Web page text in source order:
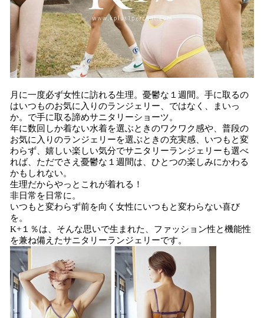
月に一度必ず女性に訪れる生理。憂鬱な１週間。手に取るの
はいつものお気に入りのランジェリー、ではなく、まいっ
か。で手に取る諦めサニタリーショーツ。
年に数回しか着ない水着を選ぶときのワクワク感や、普段の
お気に入りのランジェリーを選ぶときの充実感、いつもと変
わらず、嬉しい楽しい気分でサニタリーランジェリーも選べ
れば、ただでさえ憂鬱な１週間は、ひとつの楽しみにかわる
かもしれない。
生理だからやっとこれが着れる！
非日常を日常に。
いつもと変わらず前を向く女性にいつもと変わらない喜び
を。
K+１％は、そんな思いで生まれた、ファッション性と機能性
を兼ね備えたサニタリーランジェリーです。